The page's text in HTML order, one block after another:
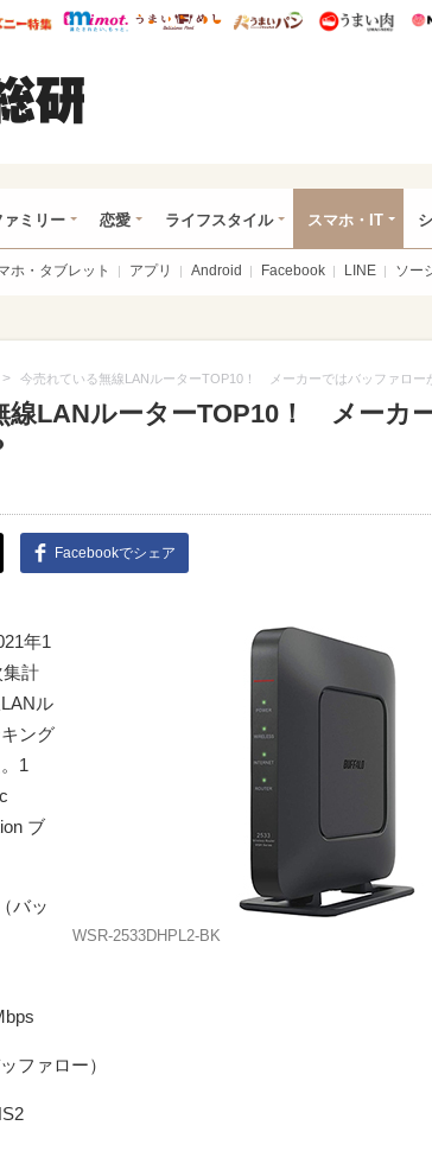
マ* ウレぴあ総研 ディズニー特集
mimot. うまいめし うまいパン う
ァミリー 恋愛 ライフスタイル スマホ・IT
ホ・タブレット アプリ Android Facebook LINE ソー
> 今売れている無線LANルーターTOP10！ メーカーではバッファロー
線LANルーターTOP10！ メーカ
Facebookでシェア
WSR-2533DHPL2-BK
年1
集計
ル
ング
1
ブ
バッ
ファロー）